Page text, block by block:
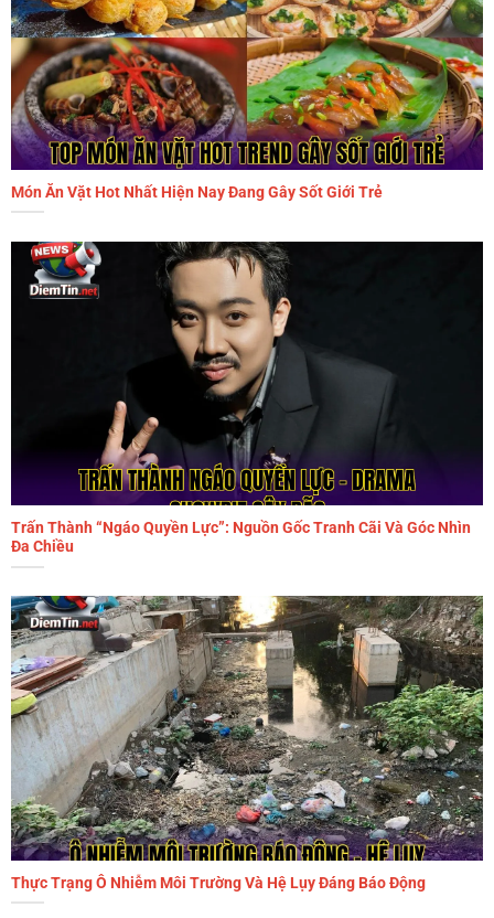
Món Ăn Vặt Hot Nhất Hiện Nay Đang Gây Sốt Giới Trẻ
Trấn Thành “Ngáo Quyền Lực”: Nguồn Gốc Tranh Cãi Và Góc Nhìn
Đa Chiều
Thực Trạng Ô Nhiễm Môi Trường Và Hệ Lụy Đáng Báo Động